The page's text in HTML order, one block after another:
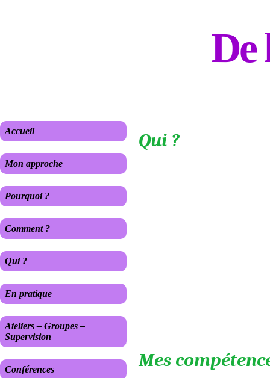
De
Qui ?
Mes
Accueil
Mon approche
Pourquoi ?
Comment ?
Qui ?
En pratique
Ateliers – Groupes –
Supervision
Conférences